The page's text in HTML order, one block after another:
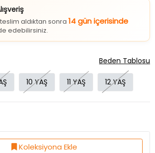
aldıktan sonra 14 gün içerisinde
edebilirsiniz.
10 YAŞ 11 YAŞ 12 YAŞ
Beden Tablosu
Koleksiyona Ekle